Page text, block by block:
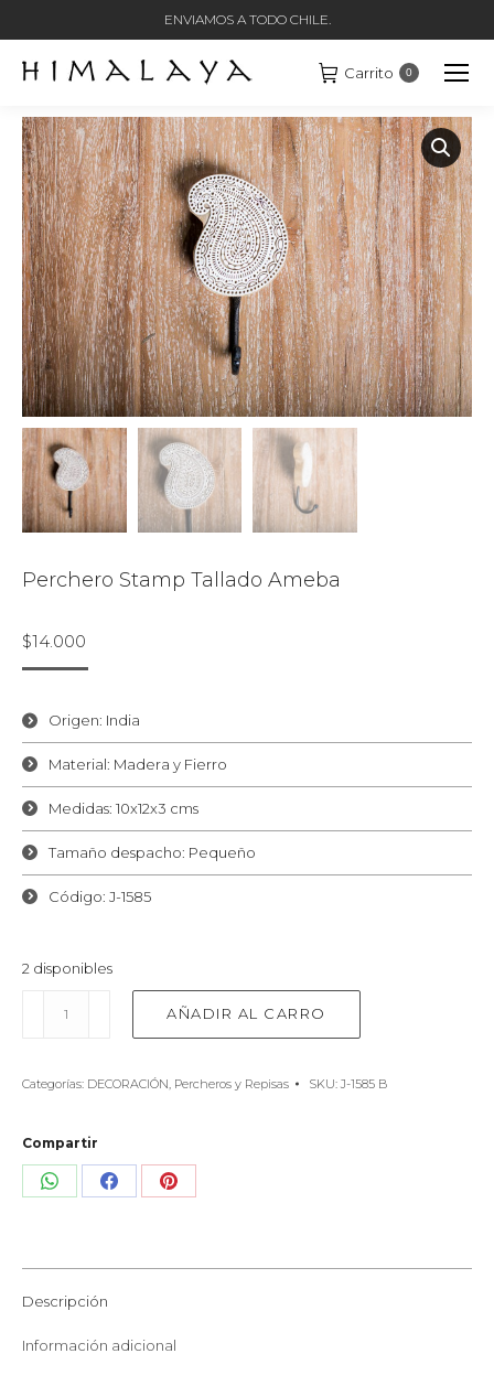
ENVIAMOS A TODO CHILE.
Carrito 0
Perchero Stamp Tallado Ameba
$14.000
Origen: India
Material: Madera y Fierro
Medidas: 10x12x3 cms
Tamaño despacho: Pequeño
Código: J-1585
2 disponibles
cantidad
AÑADIR AL CARRO
Categorías: DECORACIÓN Percheros y Repisas SKU: J-1585 B
Compartir
Share Share Share
Descripción
Información adicional